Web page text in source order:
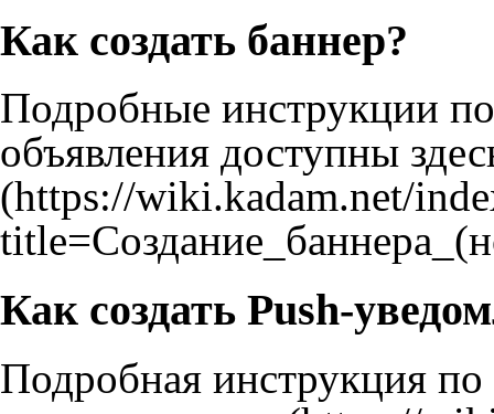
Как создать баннер?
Подробные инструкции
объявления доступны
Как создать Push-
Подробная инструкция